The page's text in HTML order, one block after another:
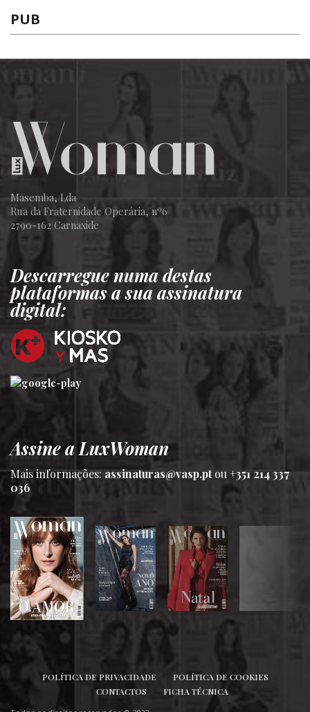
SIGA-NOS
PUB
Masemba, Lda
Rua da Fraternidade Operária, nº6
2790-162 Carnaxide
Descarregue numa destas
plataformas a sua assinatura
digital:
Assine a LuxWoman
Mais informações:assinaturas@vasp.ptou +351 214 337
036
POLÍTICA DE PRIVACIDADE
POLÍTICA DE COOKIES
CONTACTOS
FICHA TÉCNICA